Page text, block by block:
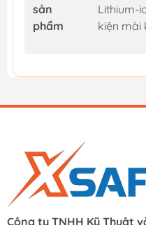
sản
phẩm
Lithium-
kiện mài
Công ty TNHH Kỹ Thuật